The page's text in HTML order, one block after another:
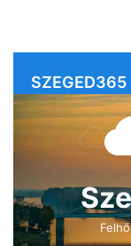
SZEGED365